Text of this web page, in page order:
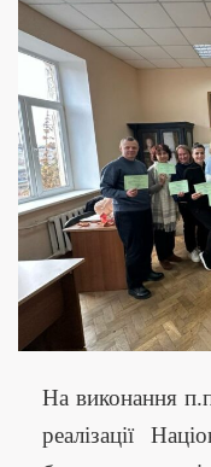
На виконання
реалізації